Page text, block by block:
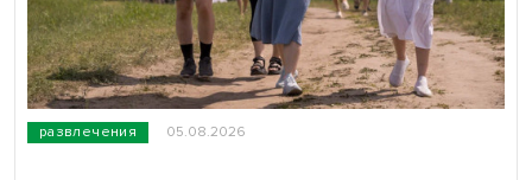
развлечения 05.08.2026